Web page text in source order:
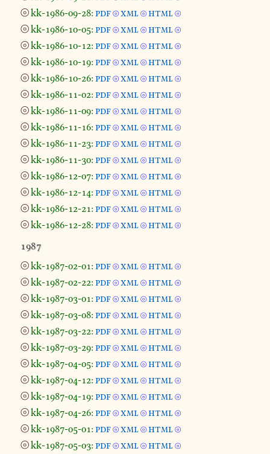
⦾kk-1986-09-28: pdf ⦾ xml ⦾ html ⦾
⦾kk-1986-10-05: pdf ⦾ xml ⦾ html ⦾
⦾kk-1986-10-12: pdf ⦾ xml ⦾ html ⦾
⦾kk-1986-10-19: pdf ⦾ xml ⦾ html ⦾
⦾kk-1986-10-26: pdf ⦾ xml ⦾ html ⦾
⦾kk-1986-11-02: pdf ⦾ xml ⦾ html ⦾
⦾kk-1986-11-09: pdf ⦾ xml ⦾ html ⦾
⦾kk-1986-11-16: pdf ⦾ xml ⦾ html ⦾
⦾kk-1986-11-23: pdf ⦾ xml ⦾ html ⦾
⦾kk-1986-11-30: pdf ⦾ xml ⦾ html ⦾
⦾kk-1986-12-07: pdf ⦾ xml ⦾ html ⦾
⦾kk-1986-12-14: pdf ⦾ xml ⦾ html ⦾
⦾kk-1986-12-21: pdf ⦾ xml ⦾ html ⦾
⦾kk-1986-12-28: pdf ⦾ xml ⦾ html ⦾
1987
⦾kk-1987-02-01: pdf ⦾ xml ⦾ html ⦾
⦾kk-1987-02-22: pdf ⦾ xml ⦾ html ⦾
⦾kk-1987-03-01: pdf ⦾ xml ⦾ html ⦾
⦾kk-1987-03-08: pdf ⦾ xml ⦾ html ⦾
⦾kk-1987-03-22: pdf ⦾ xml ⦾ html ⦾
⦾kk-1987-03-29: pdf ⦾ xml ⦾ html ⦾
⦾kk-1987-04-05: pdf ⦾ xml ⦾ html ⦾
⦾kk-1987-04-12: pdf ⦾ xml ⦾ html ⦾
⦾kk-1987-04-19: pdf ⦾ xml ⦾ html ⦾
⦾kk-1987-04-26: pdf ⦾ xml ⦾ html ⦾
⦾kk-1987-05-01: pdf ⦾ xml ⦾ html ⦾
⦾kk-1987-05-03: pdf ⦾ xml ⦾ html ⦾